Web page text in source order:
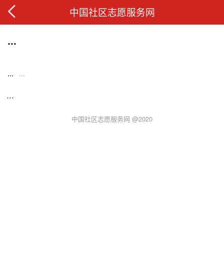
中国社区志愿服务网
...
... ...
...
中国社区志愿服务网 @2020